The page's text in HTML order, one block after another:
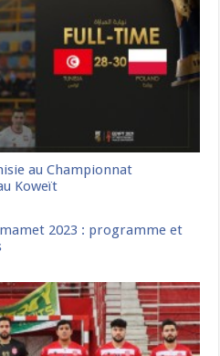
au Championnat
Koweït
2023 : programme et